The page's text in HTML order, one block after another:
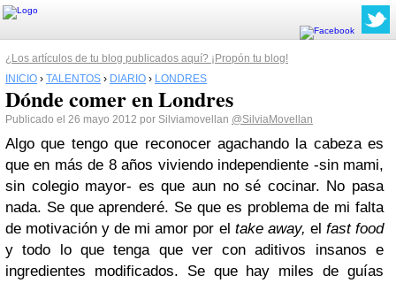
¿Los artículos de tu blog publicados aquí? ¡Propón tu blog!
INICIO › TALENTOS › DIARIO › LONDRES
Dónde comer en Londres
Publicado el 26 mayo 2012 por Silviamovellan @SilviaMovellan
Algo que tengo que reconocer agachando la cabeza es
que en más de 8 años viviendo independiente -sin mami,
sin colegio mayor- es que aun no sé cocinar. No pasa
nada. Se que aprenderé. Se que es problema de mi falta
de motivación y de mi amor por el take away, el fast food
y todo lo que tenga que ver con aditivos insanos e
ingredientes modificados. Se que hay miles de guías